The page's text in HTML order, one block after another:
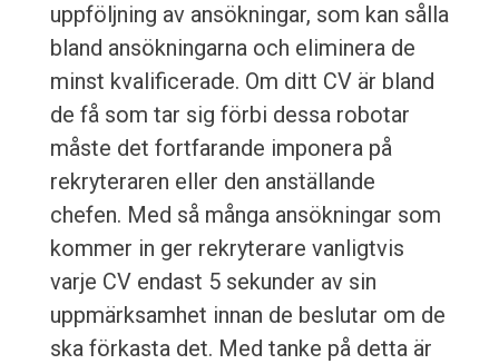
uppföljning av ansökningar, som kan sålla
bland ansökningarna och eliminera de
minst kvalificerade. Om ditt CV är bland
de få som tar sig förbi dessa robotar
måste det fortfarande imponera på
rekryteraren eller den anställande
chefen. Med så många ansökningar som
kommer in ger rekryterare vanligtvis
varje CV endast 5 sekunder av sin
uppmärksamhet innan de beslutar om de
ska förkasta det. Med tanke på detta är